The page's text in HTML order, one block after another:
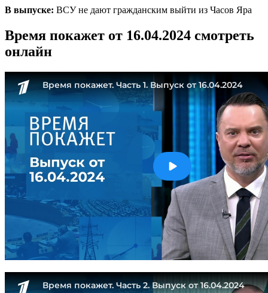
В выпуске: ВСУ не дают гражданским выйти из Часов Яра
Время покажет от 16.04.2024 смотреть
онлайн